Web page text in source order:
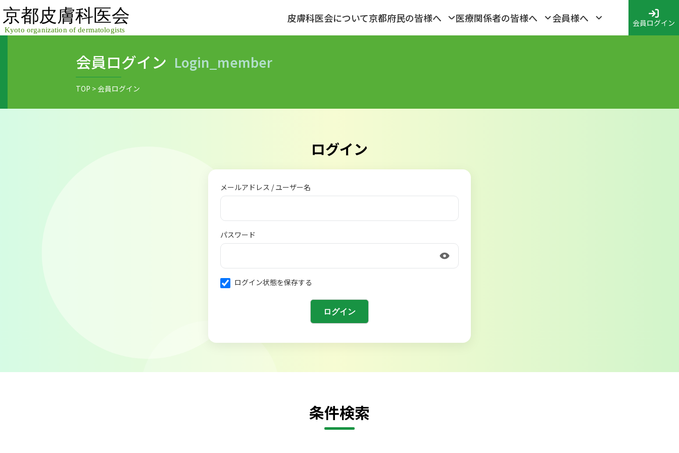
Skip
to
content
皮膚科医会について京都府民の皆様へ 医療関係者の皆様へ 会員様へ 会員ログイン
会員ログイン login_member
TOP > 会員ログイン
ログイン
メールアドレス / ユーザー名
パスワード
ログイン状態を保存する
条件検索